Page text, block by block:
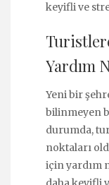
keyifli ve
Yardım
Yeni bir
bilinmeyen
durumda,
noktaları
için yardım